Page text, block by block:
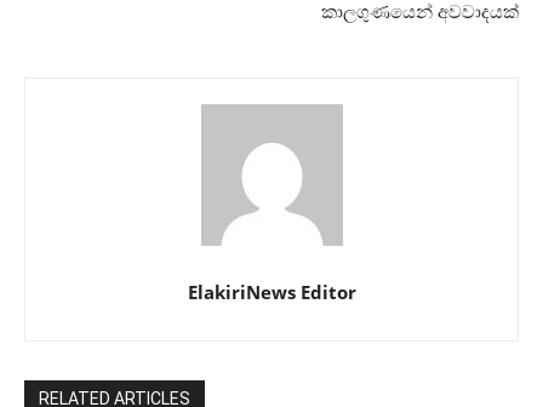
කාලගුණයෙන් අවවාදයක්
ElakiriNews Editor
RELATED ARTICLES